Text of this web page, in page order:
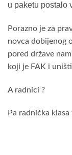
u paketu postalo
Porazno je za
novca dobijenog
pored države
koji je FAK i
A radnici ?
Pa radnička